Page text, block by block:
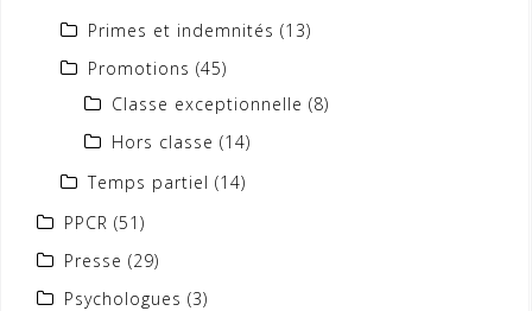
Primes et indemnités (13)
Promotions (45)
Classe exceptionnelle (8)
Hors classe (14)
Temps partiel (14)
PPCR (51)
Presse (29)
Psychologues (3)